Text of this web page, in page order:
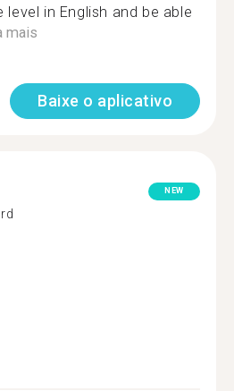
in English and be able
mais
Baixe o aplicativo
NEW